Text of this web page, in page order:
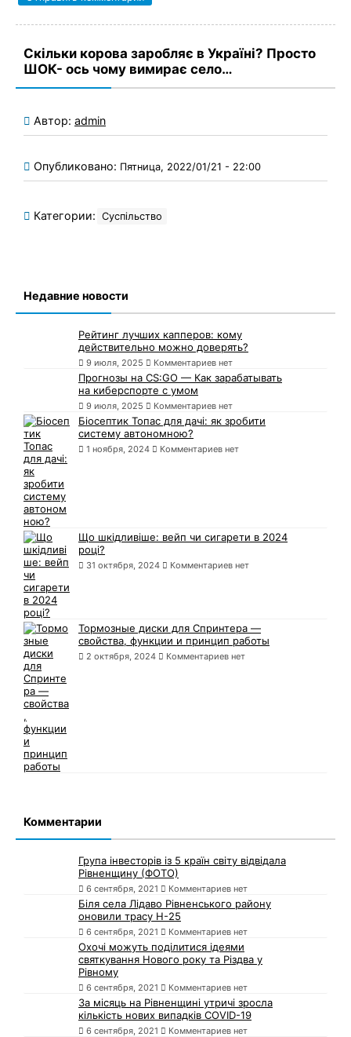
Скільки корова заробляє в Україні? Просто
ШОК- ось чому вимирає село…
Автор: admin
Опубликовано: Пятница, 2022/01/21 - 22:00
Категории: Суспільство
Недавние новости
Рейтинг лучших капперов: кому
действительно можно доверять?
9 июля, 2025 Комментариев нет
Прогнозы на CS:GO — Как зарабатывать
на киберспорте с умом
9 июля, 2025 Комментариев нет
Біосептик Топас для дачі: як зробити
систему автономною?
1 ноября, 2024 Комментариев нет
Що шкідливіше: вейп чи сигарети в 2024
році?
31 октября, 2024 Комментариев нет
Тормозные диски для Спринтера —
свойства, функции и принцип работы
2 октября, 2024 Комментариев нет
Комментарии
Група інвесторів із 5 країн світу відвідала
Рівненщину (ФОТО)
6 сентября, 2021 Комментариев нет
Біля села Лідаво Рівненського району
оновили трасу Н-25
6 сентября, 2021 Комментариев нет
Охочі можуть поділитися ідеями
святкування Нового року та Різдва у
Рівному
6 сентября, 2021 Комментариев нет
За місяць на Рівненщині утричі зросла
кількість нових випадків COVID-19
6 сентября, 2021 Комментариев нет